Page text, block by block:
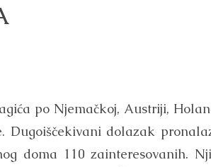
po Njemačkoj, Austriji,
Dugoiščekivani dolazak
doma 110 zainteresovanih.